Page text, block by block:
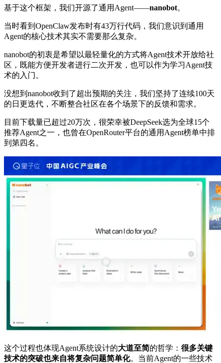
基于这个框架，我们开源了通用Agent——nanobot。
当时看到OpenClaw发布时有43万行代码，我们意识到通用
Agent的核心技术其实不需要那么复杂。
nanobot的初衷是希望以最轻量化的方式将Agent技术开放给社
区，既能方便开发者进行二次开发，也可以作为学习Agent技
术的入门。
没想到nanobot收到了超出预期的关注，我们坚持了连续100天
的日更迭代，不断整合社区在各个场景下的反馈和需求。
目前下载量已超过20万次，很荣幸被DeepSeek选为全球15个
推荐Agent之一，也曾在OpenRouter平台的通用Agent榜单中排
到第四名。
这个过程也体现Agent系统设计的大道至简的哲学： 很多关键
技术的突破也来自将复杂问题简单化。当前Agent的一些技术